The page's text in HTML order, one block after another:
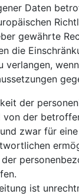
Daten
gewährte
die
verlangen,
der
von der
zwar für
ist